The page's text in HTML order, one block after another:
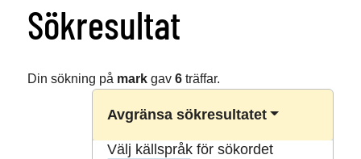
Sökresultat
Din sökning på markgav 6träffar.
Avgränsa sökresultatet
Välj källspråk för sökordet